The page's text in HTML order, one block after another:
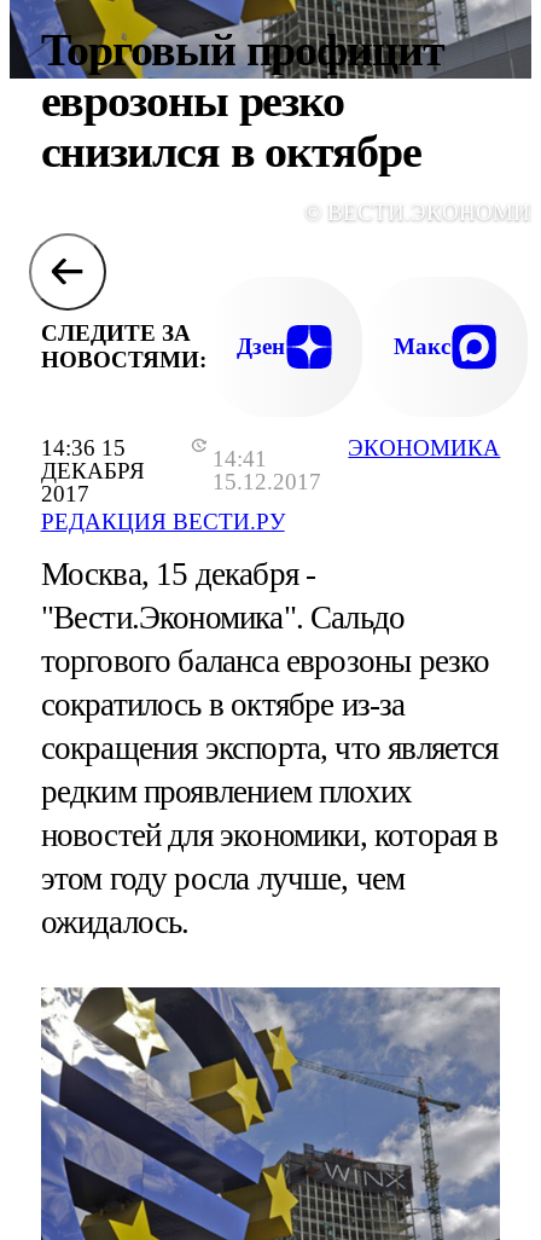
14:36 15
ДЕКАБРЯ
2017
14:41
15.12.2017
РЕДАКЦИЯ ВЕСТИ.РУ
ЭКОНОМИКА
Торговый профицит
еврозоны резко
снизился в октябре
©
СЛЕДИТЕ ЗА
НОВОСТЯМИ:
Дзен Макс
Москва, 15 декабря -
"Вести.Экономика". Сальдо
торгового баланса еврозоны резко
сократилось в октябре из-за
сокращения экспорта, что является
редким проявлением плохих
новостей для экономики, которая в
этом году росла лучше, чем
ожидалось.